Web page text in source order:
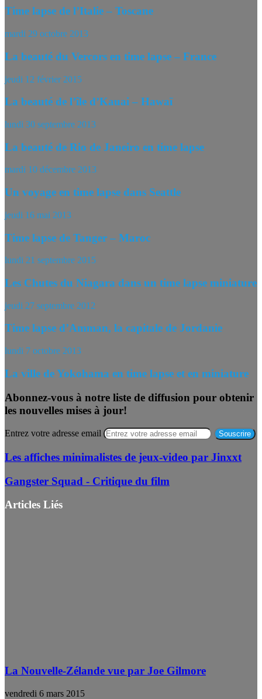
Time lapse de l’Italie – Toscane
mardi 29 octobre 2013
La beauté du Vercors en time lapse – France
jeudi 12 février 2015
La beauté de l’île d’Kauai – Hawaï
lundi 30 septembre 2013
La beauté de Rio de Janeiro en time lapse
mardi 10 décembre 2013
Un voyage en time lapse dans Seattle
jeudi 16 mai 2013
Time lapse de Tanger – Maroc
lundi 21 septembre 2015
Les Chutes du Niagara dans un time lapse miniature
jeudi 27 septembre 2012
Time lapse d’Amman, la capitale de Jordanie
lundi 7 octobre 2013
La ville de Yokohama en time lapse et en miniature
Abonnez-vous à notre liste de diffusion pour obtenir
les nouvelles mises à jour!
Entrez votre adresse email
Les affiches minimalistes de jeux-video par Jinxxt
Gangster Squad - Critique du film
Articles Liés
La Nouvelle-Zélande vue par Joe Gilmore
vendredi 6 mars 2015